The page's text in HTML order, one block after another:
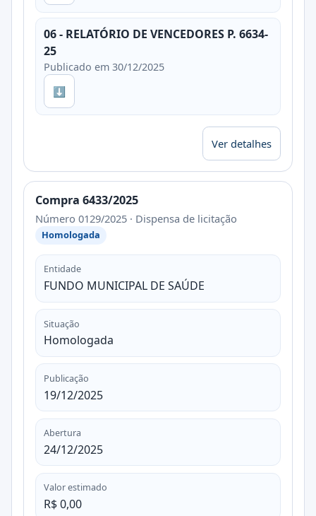
06 - RELATÓRIO DE VENCEDORES P. 6634-
25
Publicado em 30/12/2025
⬇
Ver detalhes
Compra 6433/2025
Número 0129/2025 · Dispensa de licitação
Homologada
Entidade
FUNDO MUNICIPAL DE SAÚDE
Situação
Homologada
Publicação
19/12/2025
Abertura
24/12/2025
Valor estimado
R$ 0,00